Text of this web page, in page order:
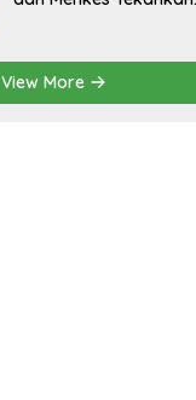
Lebih Optimal
View More